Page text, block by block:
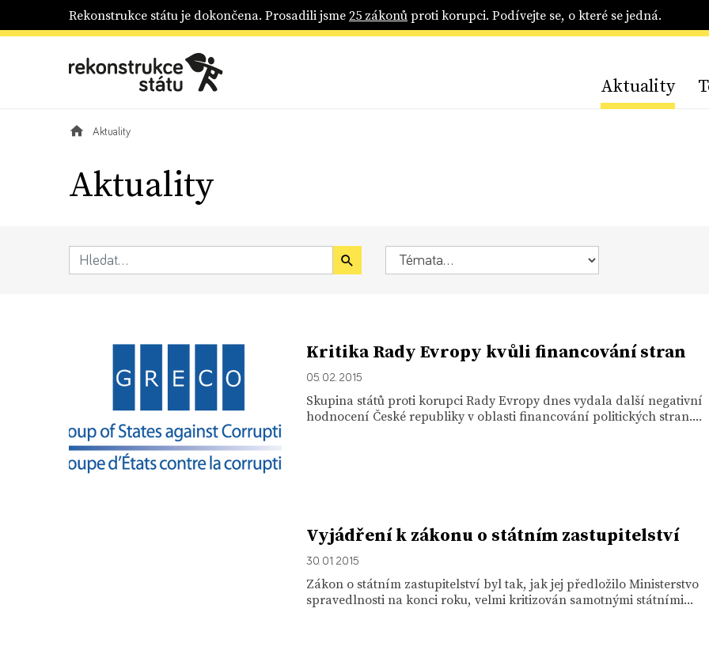
Rekonstrukce státu je dokončena. Prosadili jsme25 zákonůproti korupci. Podívejte se, o které se jedná.
Aktuality
Aktuality
Aktuality
Kritika Rady Evropy kvůli financování stran
05. 02. 2015
Skupina států proti korupci Rady Evropy dnes vydala další negativní
hodnocení České republiky v oblasti financování politických stran....
Vyjádření k zákonu o státním zastupitelství
30. 01. 2015
Zákon o státním zastupitelství byl tak, jak jej předložilo Ministerstvo
spravedlnosti na konci roku, velmi kritizován samotnými státními...